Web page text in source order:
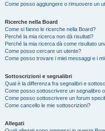
Come posso aggiungere o rimuovere un
Ricerche nella Board
Come si fanno le ricerche nella Board?
Perché la mia ricerca non dà risultati?
Perché la mia ricerca dà come risultato
Come posso cercare un utente?
Come posso trovare i miei messaggi e i
Sottoscrizioni e segnalibri
Qual è la differenza fra segnalibri e
Come posso sottoscrivere un segnalibro
Come posso sottoscrivere un forum
Come cancello le mie sottoscrizioni?
Allegati